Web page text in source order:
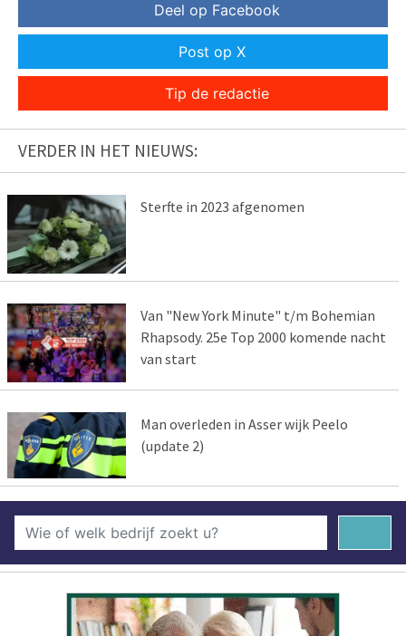
Deel op Facebook
Post op X
Tip de redactie
VERDER IN HET NIEUWS:
Sterfte in 2023 afgenomen
Van "New York Minute" t/m Bohemian
Rhapsody. 25e Top 2000 komende nacht
van start
Man overleden in Asser wijk Peelo
(update 2)